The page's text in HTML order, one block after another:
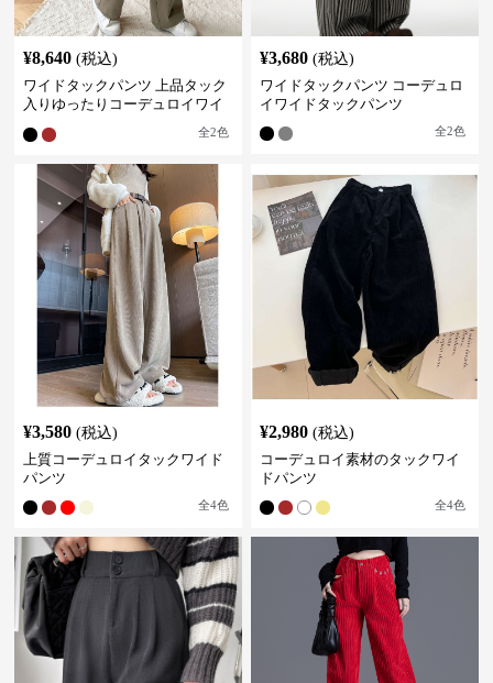
¥8,640 (税込)
ワイドタックパンツ 上品タック
入りゆったりコーデュロイワイ
全2色
¥3,680 (税込)
ワイドタックパンツ コーデュロ
イワイドタックパンツ
全2色
¥3,580 (税込)
上質コーデュロイタックワイド
パンツ
全4色
¥2,980 (税込)
コーデュロイ素材のタックワイ
ドパンツ
全4色